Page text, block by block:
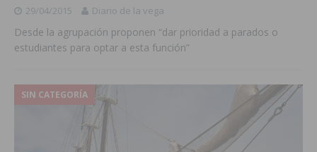
29/04/2015 Diario de la vega
Desde la agrupación proponen “dar prioridad a parados o
estudiantes para optar a esta función”
SIN CATEGORÍA